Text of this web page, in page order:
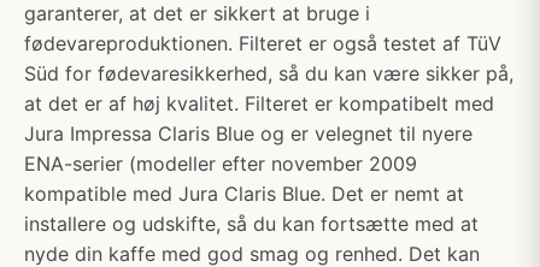
garanterer, at det er sikkert at bruge i
fødevareproduktionen. Filteret er også testet af TüV
Süd for fødevaresikkerhed, så du kan være sikker på,
at det er af høj kvalitet. Filteret er kompatibelt med
Jura Impressa Claris Blue og er velegnet til nyere
ENA-serier (modeller efter november 2009
kompatible med Jura Claris Blue. Det er nemt at
installere og udskifte, så du kan fortsætte med at
nyde din kaffe med god smag og renhed. Det kan